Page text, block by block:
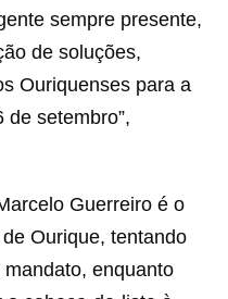
sempre presente,
de soluções,
Ouriquenses para a
setembro”,
Guerreiro é o
Ourique, tentando
enquanto